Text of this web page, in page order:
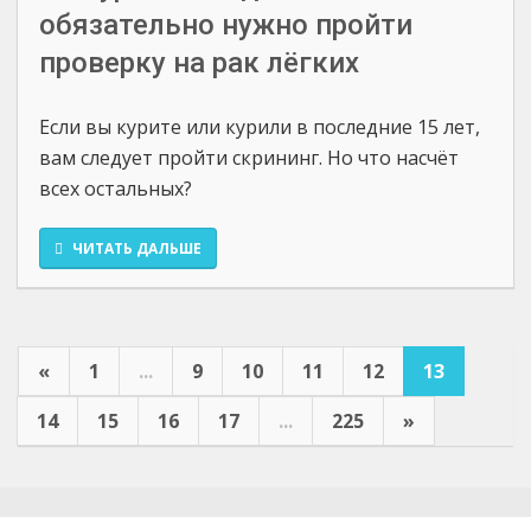
обязательно нужно пройти
проверку на рак лёгких
Если вы курите или курили в последние 15 лет,
вам следует пройти скрининг. Но что насчёт
всех остальных?
ЧИТАТЬ ДАЛЬШЕ
« 1 ... 9 10 11 12
13
14
15 16 17 ... 225 »